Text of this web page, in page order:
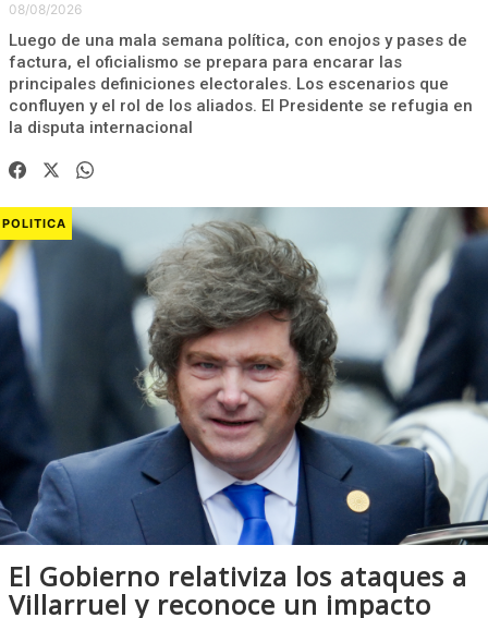
08/08/2026
Luego de una mala semana política, con enojos y pases de
factura, el oficialismo se prepara para encarar las
principales definiciones electorales. Los escenarios que
confluyen y el rol de los aliados. El Presidente se refugia en
la disputa internacional
POLITICA
El Gobierno relativiza los ataques a
Villarruel y reconoce un impacto